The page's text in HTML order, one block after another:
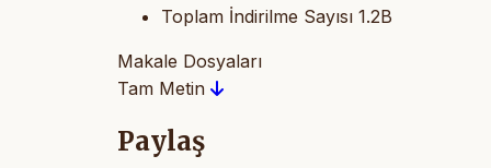
Toplam İndirilme Sayısı 1.2B
Makale Dosyaları
Tam Metin
Paylaş